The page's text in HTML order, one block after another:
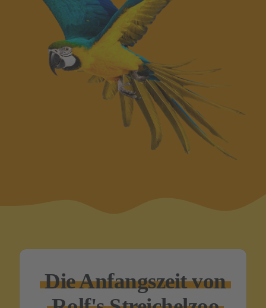
Die Anfangs­zeit von